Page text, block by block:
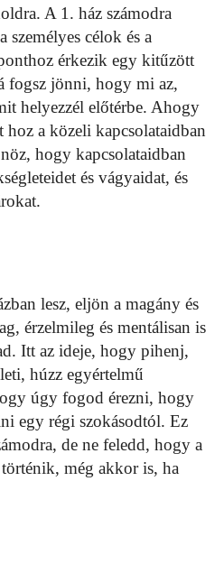
A 1. ház számodra
személyes célok és a
érkezik egy kitűzött
fogsz jönni, hogy mi az,
helyezzél előtérbe. Ahogy
hoz a közeli kapcsolataidban
hogy kapcsolataidban
és vágyaidat, és
lesz, eljön a magány és
érzelmileg és mentálisan is
Itt az ideje, hogy pihenj,
húzz egyértelmű
úgy fogod érezni, hogy
egy régi szokásodtól. Ez
de ne feledd, hogy a
még akkor is, ha